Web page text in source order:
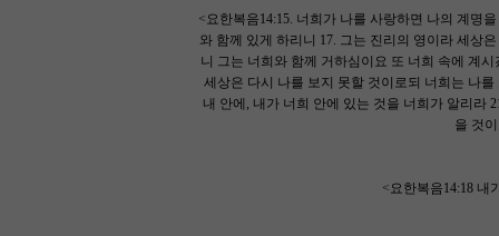
<요한복음14:15. 너희가 나를 사랑하면 나의 계명
와 함께 있게 하리니 17. 그는 진리의 영이라 세상
니 그는 너희와 함께 거하심이요 또 너희 속에 계
세상은 다시 나를 보지 못할 것이로되 너희는 나
내 안에, 내가 너희 안에 있는 것을 너희가 알리라
을 것
<요한복음14:18 내